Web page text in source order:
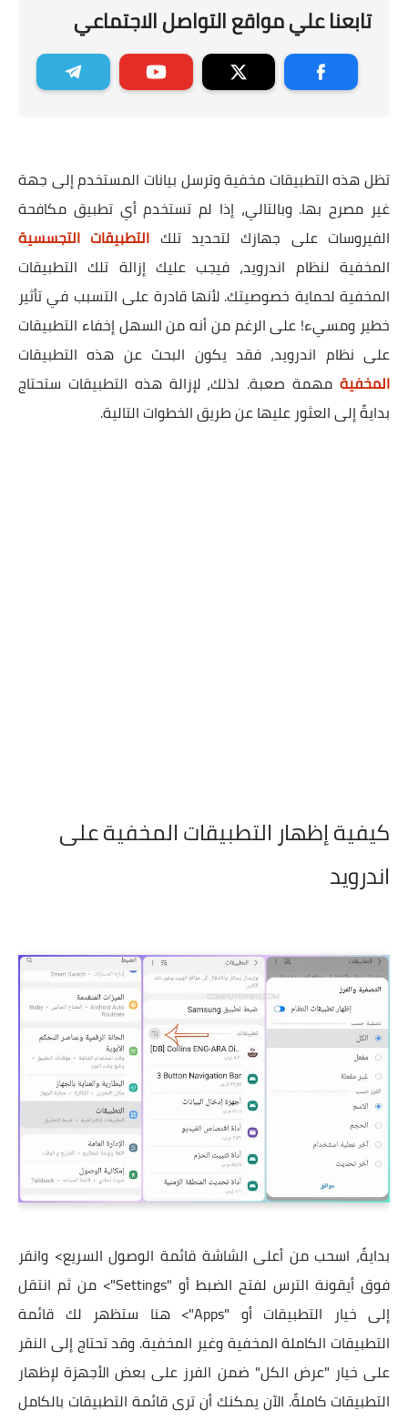
تابعنا علي مواقع التواصل الاجتماعي
تظل هذه التطبيقات مخفية وترسل بيانات المستخدم إلى جهة
غير مصرح بها. وبالتالي، إذا لم تستخدم أي تطبيق مكافحة
الفيروسات على جهازك لتحديد تلك التطبيقات التجسسية
المخفية لنظام اندرويد، فيجب عليك إزالة تلك التطبيقات
المخفية لحماية خصوصيتك. لأنها قادرة على التسبب في تأثير
خطير ومسيء! على الرغم من أنه من السهل إخفاء التطبيقات
على نظام اندرويد، فقد يكون البحث عن هذه التطبيقات
المخفية مهمة صعبة. لذلك، لإزالة هذه التطبيقات ستحتاج
بدايةً إلى العثور عليها عن طريق الخطوات التالية.
كيفية إظهار التطبيقات المخفية على
اندرويد
بدايةً، اسحب من أعلى الشاشة قائمة الوصول السريع> وانقر
فوق أيقونة الترس لفتح الضبط أو "Settings"> من ثم انتقل
إلى خيار التطبيقات أو "Apps"> هنا ستظهر لك قائمة
التطبيقات الكاملة المخفية وغير المخفية. وقد تحتاج إلى النقر
على خيار "عرض الكل" ضمن الفرز على بعض الأجهزة لإظهار
التطبيقات كاملةً. الآن يمكنك أن ترى قائمة التطبيقات بالكامل